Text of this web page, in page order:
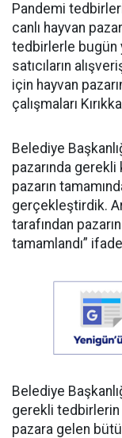
Pandemi
canlı hayvan
tedbirlerle bugün
satıcıların
için hayvan
çalışmaları
Belediye
pazarında
pazarın
gerçekleştirdik.
tarafından
tamamlandı”
Belediye
gerekli tedbirlerin
pazara gelen